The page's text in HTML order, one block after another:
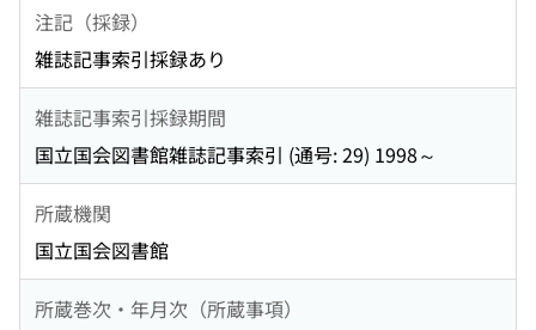
注記（採録）
雑誌記事索引採録あり
雑誌記事索引採録期間
国立国会図書館雑誌記事索引 (通号: 29) 1998～
所蔵機関
国立国会図書館
所蔵巻次・年月次（所蔵事項）